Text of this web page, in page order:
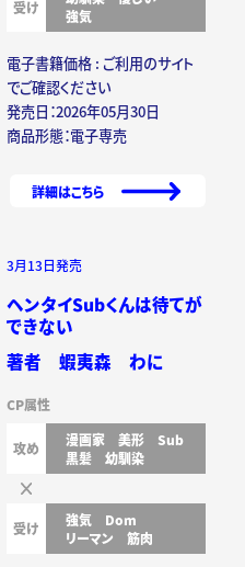
受け
強気
電子書籍価格 : ご利用のサイト
でご確認ください
発売日：2026年05月30日
商品形態：電子専売
詳細はこちら
3月13日発売
ヘンタイSubくんは待てが
できない
著者 蝦夷森 わに
CP属性
攻め 漫画家 美形
Sub
黒髪
幼馴染
受け 強気
Dom
リーマン
筋肉